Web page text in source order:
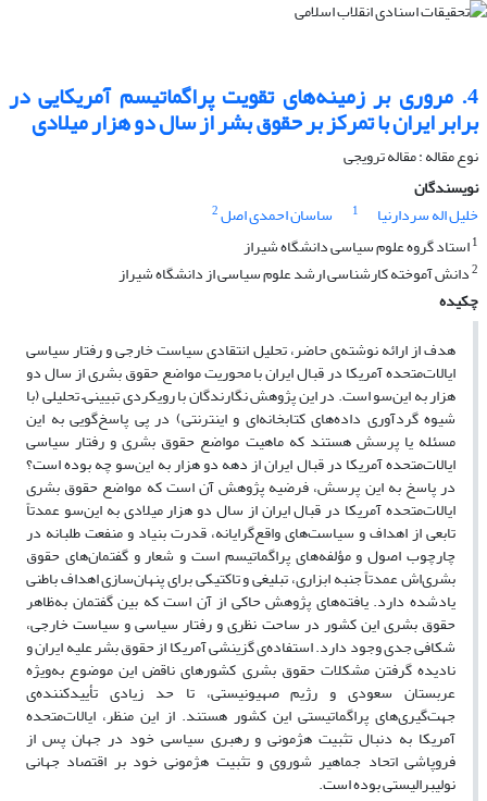
4. مروری بر زمینه‌های تقویت پراگماتیسم آمریکایی در
برابر ایران با تمرکز بر حقوق بشر از سال دو هزار میلادی
نوع مقاله : مقاله ترویجی
نویسندگان
خلیل اله سردارنیا
1 ساسان احمدی اصل2
1استاد گروه علوم سیاسی دانشگاه شیراز
2دانش آموخته کارشناسی ارشد علوم سیاسی از دانشگاه شیراز
چکیده
هدف از ارائه‌ نوشته‌ی حاضر، تحلیل انتقادی سیاست خارجی و رفتار سیاسی
ایالات‌متحده آمریکا در قبال ایران با محوریت مواضع حقوق بشری از سال دو
هزار به این‌سو است. در این پژوهش نگارندگان با رویکردی تبیینی– تحلیلی (با
شیوه گردآوری داده‌های کتابخانه‌ای و اینترنتی) در پی پاسخ‌گویی به این
مسئله یا پرسش هستند که ماهیت مواضع حقوق بشری و رفتار سیاسی
ایالات‌متحده آمریکا در قبال ایران از دهه دو هزار به این‌سو چه بوده است؟
در پاسخ به این پرسش، فرضیه پژوهش آن است که مواضع حقوق بشری
ایالات‌متحده آمریکا در قبال ایران از سال دو هزار میلادی به این‌سو عمدتاً
تابعی از اهداف و سیاست‌های واقع‌گرایانه، قدرت بنیاد و منفعت طلبانه در
چارچوب اصول و مؤلفه‌های پراگماتیسم است و شعار و گفتمان‌های حقوق
بشری‌اش عمدتاً جنبه ابزاری، تبلیغی و تاکتیکی برای پنهان‌سازی اهداف باطنی
یادشده دارد. یافته‌های پژوهش حاکی از آن است که بین گفتمان به‌ظاهر
حقوق بشری این کشور در ساحت نظری و رفتار سیاسی و سیاست خارجی،
شکافی جدی وجود دارد. استفاده‌ی گزینشی آمریکا از حقوق بشر علیه ایران و
نادیده گرفتن مشکلات حقوق بشری کشورهای ناقض این موضوع به‌ویژه
عربستان سعودی و رژیم صهیونیستی، تا حد زیادی تأییدکننده‌ی
جهت‌گیری‌های پراگماتیستی این کشور هستند. از این منظر، ایالات‌متحده
آمریکا به دنبال تثبیت هژمونی و رهبری سیاسی خود در جهان پس از
فروپاشی اتحاد جماهیر شوروی و تثبیت هژمونی خود بر اقتصاد جهانی
نولیبرالیستی بوده است.